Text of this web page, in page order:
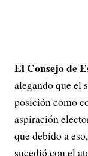
El Consejo de
alegando que el
posición como
aspiración
que debido a
sucedió con el